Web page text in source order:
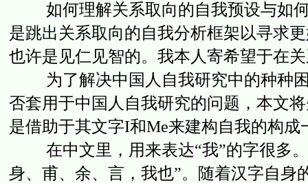
如何理解关系取向的自我预设与如何
是跳出关系取向的自我分析框架以寻求
也许是见仁见智的。我本人寄希望于在
为了解决中国人自我研究中的种种困
否套用于中国人自我研究的问题，本文
是借助于其文字I和Me来建构自我的构成
在中文里，用来表达“我”的字很多。
身、甫、余、言，我也”。随着汉字自身